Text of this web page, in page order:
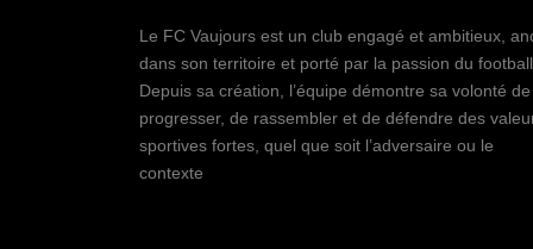
Le FC Vaujours est un club engagé et ambitieux,
dans son territoire et porté par la passion du football.
Depuis sa création, l’équipe démontre sa volonté de
progresser, de rassembler et de défendre des
sportives fortes, quel que soit l’adversaire ou le
contexte